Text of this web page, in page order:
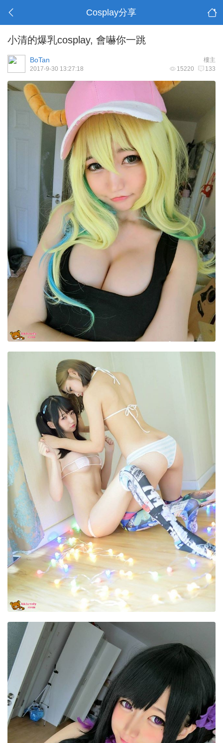
Cosplay分享
小清的爆乳cosplay, 會嚇你一跳
樓主
BoTan
15220 133
2017-9-30 13:27:18